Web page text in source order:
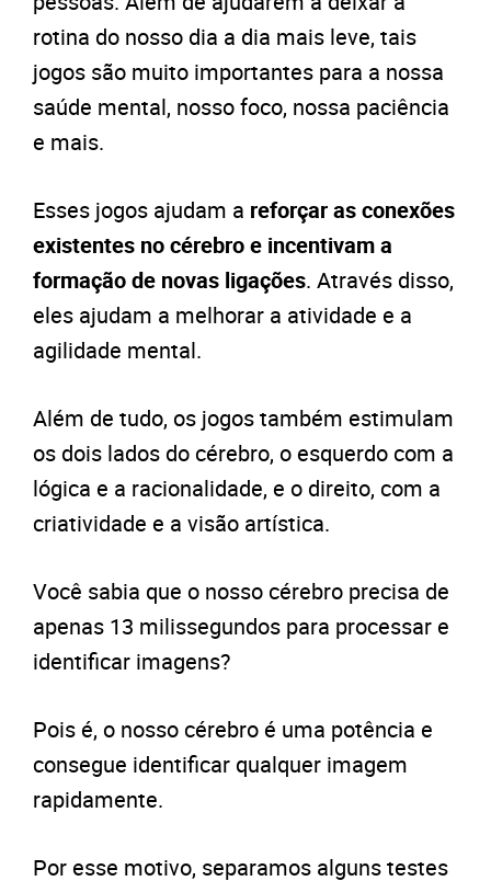
rotina do nosso dia a dia mais leve, tais
jogos são muito importantes para a nossa
saúde mental, nosso foco, nossa paciência
e mais.
Esses jogos ajudam a reforçar as conexões
existentes no cérebro e incentivam a
formação de novas ligações. Através disso,
eles ajudam a melhorar a atividade e a
agilidade mental.
Além de tudo, os jogos também estimulam
os dois lados do cérebro, o esquerdo com a
lógica e a racionalidade, e o direito, com a
criatividade e a visão artística.
Você sabia que o nosso cérebro precisa de
apenas 13 milissegundos para processar e
identificar imagens?
Pois é, o nosso cérebro é uma potência e
consegue identificar qualquer imagem
rapidamente.
Por esse motivo, separamos alguns testes